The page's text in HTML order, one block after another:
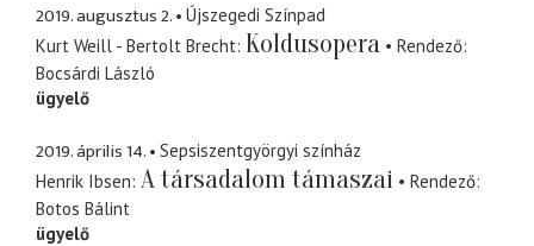
2019. augusztus 2.
Újszegedi Színpad
Kurt Weill - Bertolt Brecht Koldusopera
Rendező
Bocsárdi László
ügyelő
2019. április 14.
Sepsiszentgyörgyi színház
Henrik Ibsen A társadalom támaszai
Rendező
Botos Bálint
ügyelő